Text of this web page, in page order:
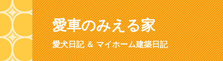
愛車のみえる家
愛犬日記 ＆ マイホーム建築日記